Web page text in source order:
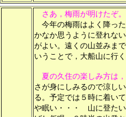
さあ，梅雨が明けたぞ。
今年の梅雨はよく降っ
かなか思うように登れな
がよい。遠くの山並みま
いうことで，大船山に行
夏の久住の楽しみ方は
さが身にしみるので涼し
る。予定では５時に着い
や眠い・・・ 山に登たい